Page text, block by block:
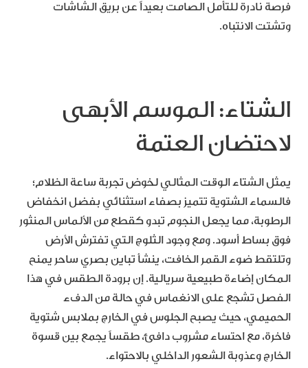
فرصة نادرة للتأمل الصامت بعيداً عن بريق الشاشات
وتشتت الانتباه.
الشتاء: الموسم الأبهى
لاحتضان العتمة
يمثل الشتاء الوقت المثالي لخوض تجربة ساعة الظلام؛
فالسماء الشتوية تتميز بصفاء استثنائي بفضل انخفاض
الرطوبة، مما يجعل النجوم تبدو كقطع من الألماس المنثور
فوق بساط أسود. ومع وجود الثلوج التي تفترش الأرض
وتلتقط ضوء القمر الخافت، ينشأ تباين بصري ساحر يمنح
المكان إضاءة طبيعية سريالية. إن برودة الطقس في هذا
الفصل تشجع على الانغماس في حالة من الدفء
الحميمي، حيث يصبح الجلوس في الخارج بملابس شتوية
فاخرة، مع احتساء مشروب دافئ، طقساً يجمع بين قسوة
الخارج وعذوبة الشعور الداخلي بالاحتواء.